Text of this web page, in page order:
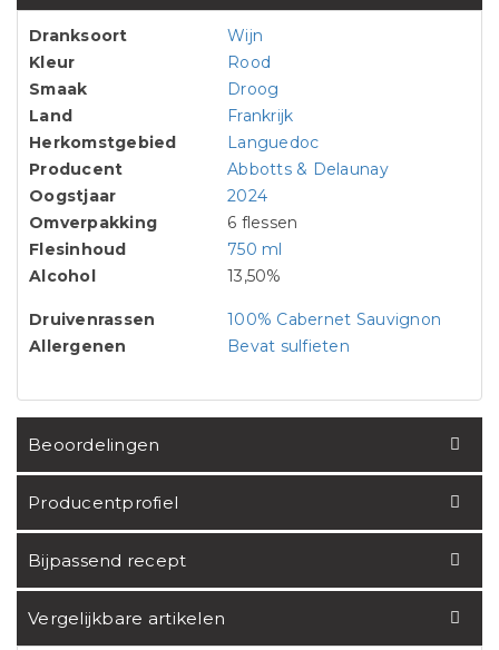
Dranksoort
Wijn
Kleur
Rood
Smaak
Droog
Land
Frankrijk
Herkomstgebied
Languedoc
Producent
Abbotts & Delaunay
Oogstjaar
2024
Omverpakking
6 flessen
Flesinhoud
750 ml
Alcohol
13,50%
Druivenrassen
100% Cabernet Sauvignon
Allergenen
Bevat sulfieten
Beoordelingen
Producentprofiel
Bijpassend recept
Vergelijkbare artikelen